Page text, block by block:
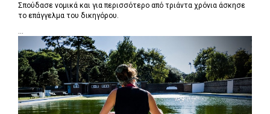
Σπούδασε νομικά και για περισσότερο από τριάντα χρόνια άσκησε
το επάγγελμα του δικηγόρου.
...